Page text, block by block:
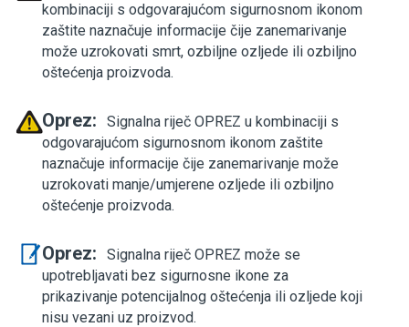
kombinaciji s odgovarajućom sigurnosnom ikonom
zaštite naznačuje informacije čije zanemarivanje
može uzrokovati smrt, ozbiljne ozljede ili ozbiljno
oštećenja proizvoda.
Oprez:
Signalna riječ OPREZ u kombinaciji s
odgovarajućom sigurnosnom ikonom zaštite
naznačuje informacije čije zanemarivanje može
uzrokovati manje/umjerene ozljede ili ozbiljno
oštećenje proizvoda.
Oprez:
Signalna riječ OPREZ može se
upotrebljavati bez sigurnosne ikone za
prikazivanje potencijalnog oštećenja ili ozljede koji
nisu vezani uz proizvod.